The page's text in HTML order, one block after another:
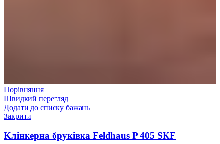
Порівняння
Швидкий перегляд
Додати до списку бажань
Закрити
Kлінкерна бруківка Feldhaus P 405 SKF